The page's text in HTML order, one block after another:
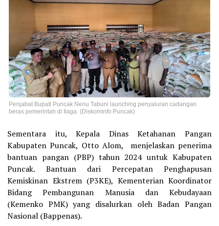
Penjabat Bupati Puncak Nenu Tabuni launching penyaluran cadangan
beras pemerintah di Ilaga. (Diskominfo Puncak)
Sementara itu, Kepala Dinas Ketahanan Pangan
Kabupaten Puncak, Otto Alom, menjelaskan penerima
bantuan pangan (PBP) tahun 2024 untuk Kabupaten
Puncak. Bantuan dari Percepatan Penghapusan
Kemiskinan Ekstrem (P3KE), Kementerian Koordinator
Bidang Pembangunan Manusia dan Kebudayaan
(Kemenko PMK) yang disalurkan oleh Badan Pangan
Nasional (Bappenas).